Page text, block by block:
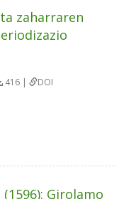
zaharraren
416 |
DOI
Girolamo